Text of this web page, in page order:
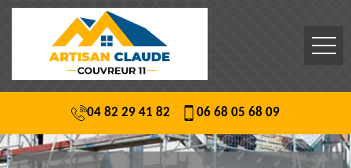
04 82 29 41 82 06 68 05 68 09